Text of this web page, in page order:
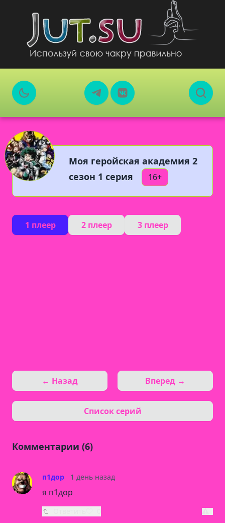
Моя геройская академия 2
сезон 1 серия
16+
1 плеер 2 плеер 3 плеер
← Назад
Список серий
Вперед →
Комментарии (6)
п1дор 1 день назад
я п1дор